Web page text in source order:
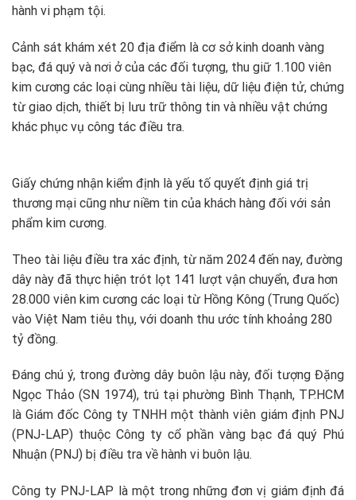
hành vi phạm tội.
Cảnh sát khám xét 20 địa điểm là cơ sở kinh doanh vàng
bạc, đá quý và nơi ở của các đối tượng, thu giữ 1.100 viên
kim cương các loại cùng nhiều tài liệu, dữ liệu điện tử, chứng
từ giao dịch, thiết bị lưu trữ thông tin và nhiều vật chứng
khác phục vụ công tác điều tra.
Giấy chứng nhận kiểm định là yếu tố quyết định giá trị
thương mại cũng như niềm tin của khách hàng đối với sản
phẩm kim cương.
Theo tài liệu điều tra xác định, từ năm 2024 đến nay, đường
dây này đã thực hiện trót lọt 141 lượt vận chuyển, đưa hơn
28.000 viên kim cương các loại từ Hồng Kông (Trung Quốc)
vào Việt Nam tiêu thụ, với doanh thu ước tính khoảng 280
tỷ đồng.
Đáng chú ý, trong đường dây buôn lậu này, đối tượng Đặng
Ngọc Thảo (SN 1974), trú tại phường Bình Thạnh, TP.HCM
là Giám đốc Công ty TNHH một thành viên giám định PNJ
(PNJ-LAP) thuộc Công ty cổ phần vàng bạc đá quý Phú
Nhuận (PNJ) bị điều tra về hành vi buôn lậu.
Công ty PNJ-LAP là một trong những đơn vị giám định đá